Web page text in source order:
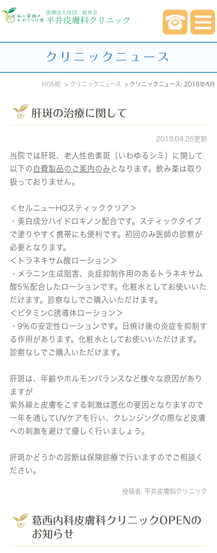
クリニックニュース
HOME クリニックニュース クリニックニュース: 2018年4月
肝斑の治療に関して
2018.04.26更新
当院では肝斑、老人性色素斑（いわゆるシミ）に関して
以下の 自費製品のご案内のみ となります。飲み薬は取り
扱っておりません。
＜セルニューHQスティッククリア＞
・美白成分ハイドロキノン配合です。スティックタイプ
で塗りやすく携帯にも便利です。初回のみ医師の診察が
必要となります。
＜トラネキサム酸ローション＞
・メラニン生成阻害、炎症抑制作用のあるトラネキサム
酸5％配合したローションです。化粧水としてお使いいた
だけます。診察なしでご購入いただけます。
＜ビタミンC誘導体ローション＞
・9％の安定性ローションです。日焼け後の炎症を抑制す
る作用があります。化粧水としてお使いいただけます。
診察なしでご購入いただけます。
肝斑は、年齢やホルモンバランスなど様々な原因があり
ますが
紫外線と皮膚をこする刺激は悪化の要因となりますので
一年を通してUVケアを行い、クレンジングの際など皮膚
への刺激を避けて優しく行いましょう。
肝斑かどうかの診断は保険診療で行いますのでご相談く
ださい。
投稿者: 平井皮膚科クリニック
葛西内科皮膚科クリニックOPENの
お知らせ